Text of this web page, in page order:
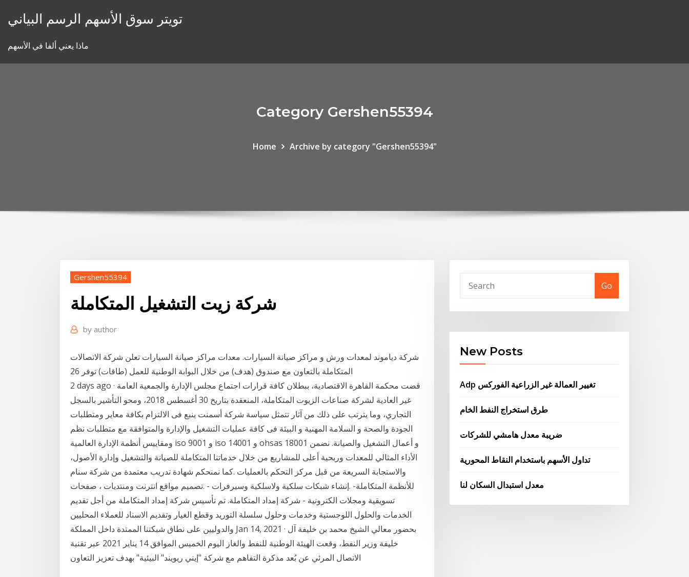
تويتر سوق الأسهم الرسم البياني
ماذا يعني ألفا في الأسهم
Category Gershen55394
Home Archive by category "Gershen55394"
Gershen55394
شركة زيت التشغيل المتكاملة
by author
شركة دياموند لمعدات ورش و مراكز صيانة السيارات. معدات مراكز صيانة السيارات تعلن شركة الاتصالات
المتكاملة بالتعاون مع صندوق (هدف) من خلال البوابة الوطنية للعمل (طاقات) توفر 26
2 days ago · قضت محكمة القاهرة الاقتصادية، ببطلان كافة قرارات اجتماع مجلس الإدارة والجمعية العامة
غير العادية لشركة صناعات الزيوت المتكاملة، المنعقدة بتاريخ 30 أغسطس 2018، ومحو التأشير بالسجل
التجاري، وما يترتب على ذلك من آثار تتمثل سياسة شركة أسمنت ينبع فى الالتزام بكافة معاير ومتطلبات
الجودة والصحة و السلامة المهنية و البيئة فى كافة عمليات التشغيل والإدارة والمتوافقة مع متطلبات نظم
ومقاييس أنظمة الإدارة العالمية iso 9001 و iso 14001 و ohsas 18001 و أعمال التشغيل والصيانة. نضمن
الأداء المثالي للمعدات وربحية أعلى للمشاريع من خلال خدماتنا المتكاملة للصيانة والتشغيل وإدارة الأصول،
والاستجابة السريعة من قبل مركز التحكم بالعمليات .كما نمنحكم شهادة تدريب معتمدة من شركة سنام
للأنظمة المتكاملة- .إنشاء شبكات سلكية ولاسلكية وسيرفرات - .تصميم مواقع انترنت ومنتديات ، صفحات
تسويقية ومجلات الكترونية - شركة إمداد المتكاملة. تم تأسيس شركة إمداد المتكاملة من أجل تقديم
الخدمات والحلول اللوجستية وخدمات وحلول سلسلة التوريد وقطع الغيار وتقديم الاسناد للعملاء المحليين
والدوليين على نطاق شبكتنا الممتدة داخل المملكة Jan 14, 2021 · بحضور معالي الشيخ محمد بن خليفة آل
خليفة وزير النفط، وقعت الهيئة الوطنية للنفط والغاز اليوم الخميس الموافق 14 يناير 2021 عبر تقنية
الاتصال المرئي عن بُعد مذكرة التفاهم مع شركة "إيني ريويند" البيئية" بهدف تعزيز التعاون
Go
New Posts
Adp تغيير العمالة غير الزراعية الفوركس
طرق استخراج النفط الخام
ضريبة معدل هامشي للشركات
تداول الأسهم باستخدام النقاط المحورية
معدل استبدال السكان لنا